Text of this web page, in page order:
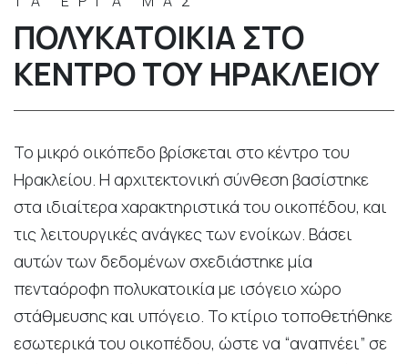
ΠΟΛΥΚΑΤΟΙΚΊΑ ΣΤΟ
ΚΈΝΤΡΟ ΤΟΥ ΗΡΑΚΛΕΊΟΥ
Το μικρό οικόπεδο βρίσκεται στο κέντρο του
Ηρακλείου. Η αρχιτεκτονική σύνθεση βασίστηκε
στα ιδιαίτερα χαρακτηριστικά του οικοπέδου, και
τις λειτουργικές ανάγκες των ενοίκων. Βάσει
αυτών των δεδομένων σχεδιάστηκε μία
πενταόροφη πολυκατοικία με ισόγειο χώρο
στάθμευσης και υπόγειο. Το κτίριο τοποθετήθηκε
εσωτερικά του οικοπέδου, ώστε να “αναπνέει” σε